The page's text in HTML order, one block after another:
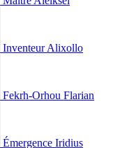
Inventeur Alixollo
Fekrh-Orhou Flarian
Émergence Iridius